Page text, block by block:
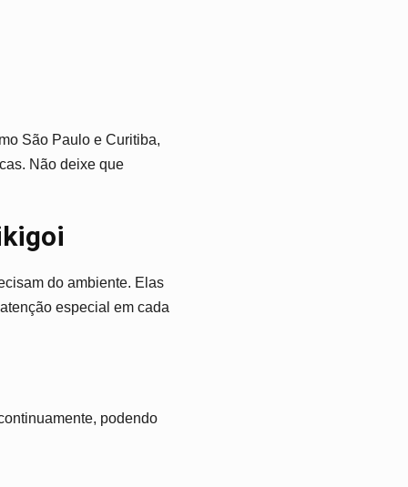
São Paulo e Curitiba,
Não deixe que
do ambiente. Elas
especial em cada
podendo